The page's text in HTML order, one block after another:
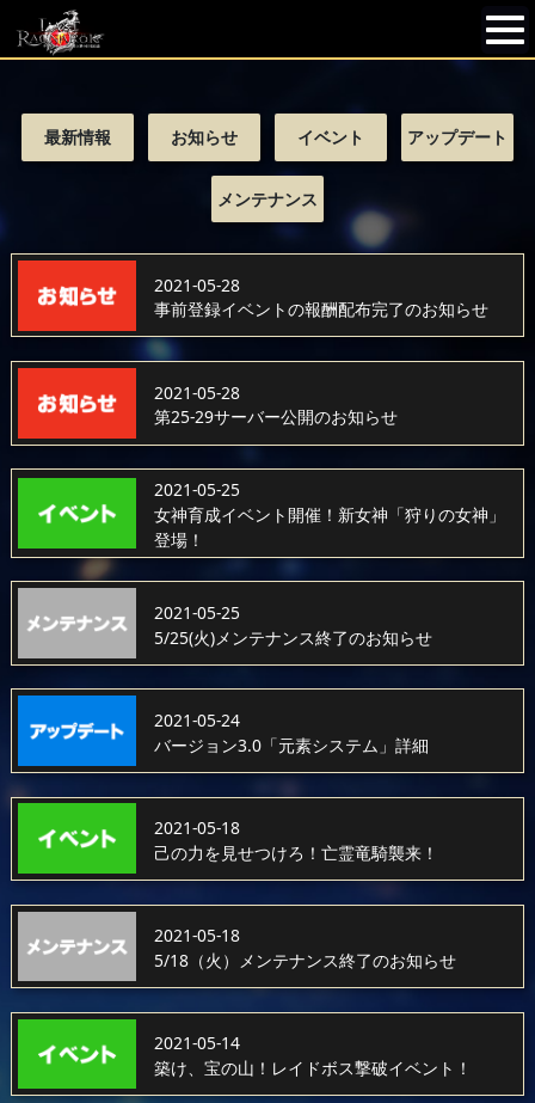
最新情報 お知らせ イベント アップデート
メンテナンス
2021-05-28
事前登録イベントの報酬配布完了のお知らせ
2021-05-28
第25-29サーバー公開のお知らせ
2021-05-25
女神育成イベント開催！新女神「狩りの女神」
登場！
2021-05-25
5/25(火)メンテナンス終了のお知らせ
2021-05-24
バージョン3.0「元素システム」詳細
2021-05-18
己の力を見せつけろ！亡霊竜騎襲来！
2021-05-18
5/18（火）メンテナンス終了のお知らせ
2021-05-14
築け、宝の山！レイドボス撃破イベント！